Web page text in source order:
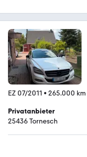
EZ 07/2011 • 265.000 km
Privatanbieter
25436 Tornesch